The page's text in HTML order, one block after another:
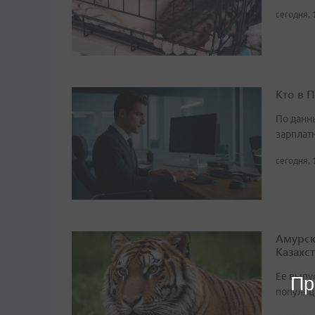
сегодня,
Кто в
По
сегодня,
Ее